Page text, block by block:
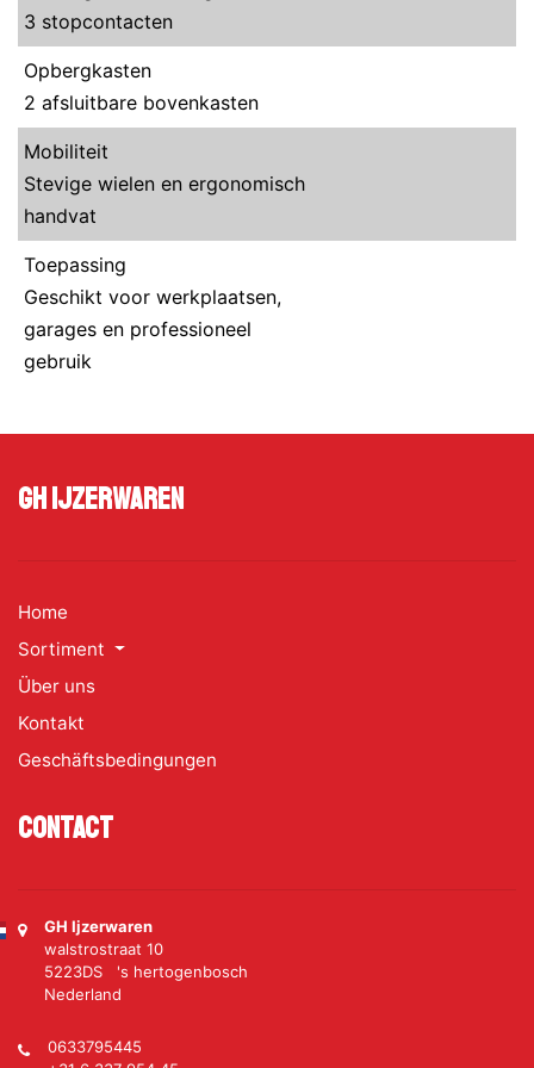
3 stopcontacten
Opbergkasten
2 afsluitbare bovenkasten
Mobiliteit
Stevige wielen en ergonomisch
handvat
Toepassing
Geschikt voor werkplaatsen,
garages en professioneel
gebruik
GH Ijzerwaren
Home
Sortiment
Über uns
Kontakt
Geschäftsbedingungen
Contact
GH Ijzerwaren
walstrostraat 10
5223DS 's hertogenbosch
Nederland
0633795445